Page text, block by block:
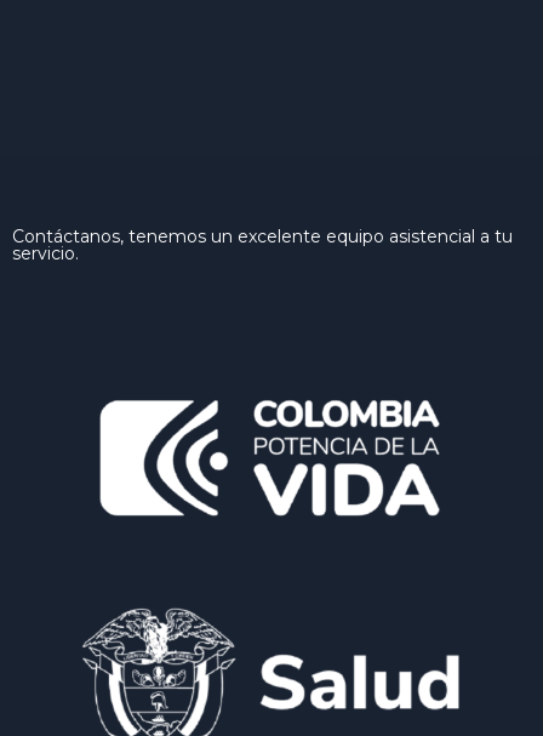
Contáctanos, tenemos un excelente equipo asistencial a tu
servicio.